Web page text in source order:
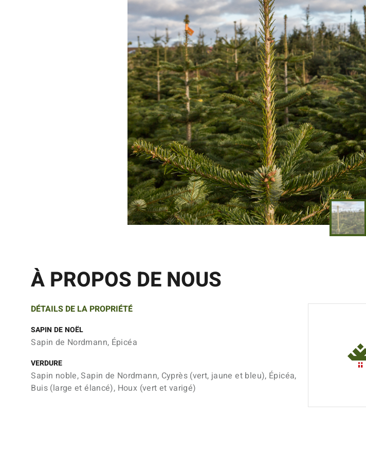
À PROPOS DE NOUS
DÉTAILS DE LA PROPRIÉTÉ
SAPIN DE NOËL
Sapin de Nordmann, Épicéa
VERDURE
Sapin noble, Sapin de Nordmann, Cyprès (vert, jaune et bleu), Épicéa,
Buis (large et élancé), Houx (vert et varigé)